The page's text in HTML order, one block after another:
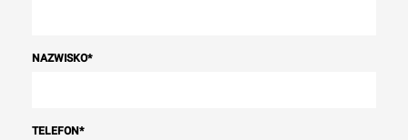
NAZWISKO*
TELEFON*